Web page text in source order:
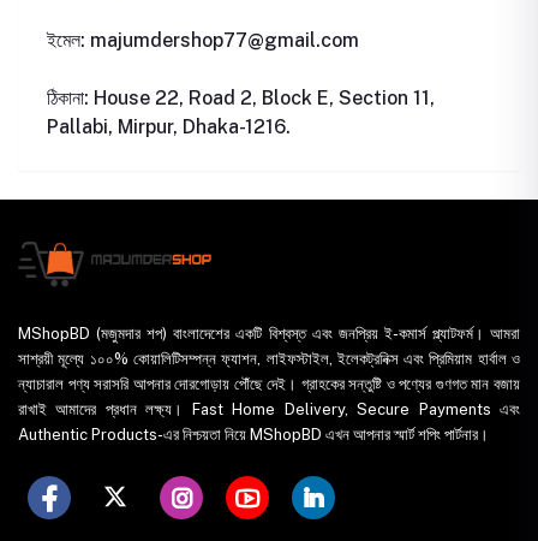
ইমেল: majumdershop77@gmail.com
ঠিকানা: House 22, Road 2, Block E, Section 11,
Pallabi, Mirpur, Dhaka-1216.
MShopBD (মজুমদার শপ) বাংলাদেশের একটি বিশ্বস্ত এবং জনপ্রিয় ই-কমার্স প্ল্যাটফর্ম। আমরা
সাশ্রয়ী মূল্যে ১০০% কোয়ালিটিসম্পন্ন ফ্যাশন, লাইফস্টাইল, ইলেকট্রনিক্স এবং প্রিমিয়াম হার্বাল ও
ন্যাচারাল পণ্য সরাসরি আপনার দোরগোড়ায় পৌঁছে দেই। গ্রাহকের সন্তুষ্টি ও পণ্যের গুণগত মান বজায়
রাখাই আমাদের প্রধান লক্ষ্য। Fast Home Delivery, Secure Payments এবং
Authentic Products-এর নিশ্চয়তা নিয়ে MShopBD এখন আপনার স্মার্ট শপিং পার্টনার।